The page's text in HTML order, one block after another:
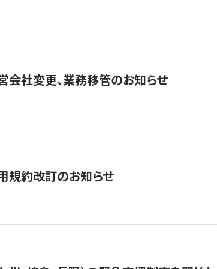
会社変更、業務移管のお知らせ
規約改訂のお知らせ